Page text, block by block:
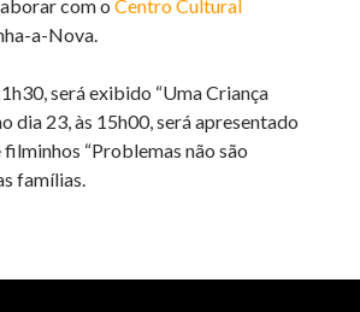
com oCentro Cultural
a-Nova.
será exibido “Uma Criança
dia 23, às 15h00, será apresentado
“Problemas não são
famílias.